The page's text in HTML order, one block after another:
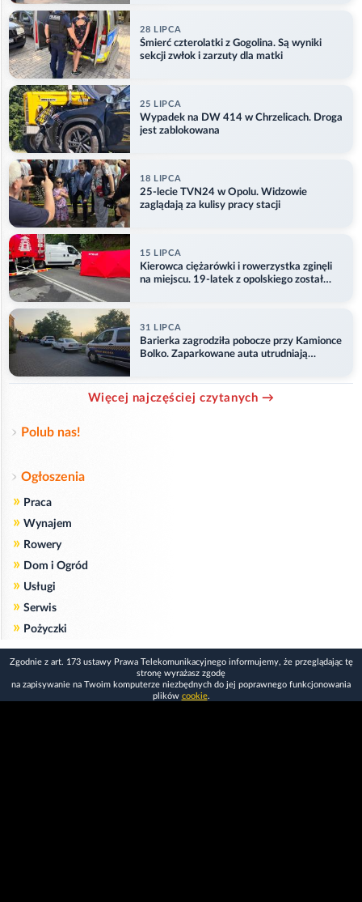
28 LIPCA
Śmierć czterolatki z Gogolina. Są wyniki
sekcji zwłok i zarzuty dla matki
25 LIPCA
Wypadek na DW 414 w Chrzelicach. Droga
jest zablokowana
18 LIPCA
25-lecie TVN24 w Opolu. Widzowie
zaglądają za kulisy pracy stacji
15 LIPCA
Kierowca ciężarówki i rowerzystka zginęli
na miejscu. 19-latek z opolskiego został
31 LIPCA
Barierka zagrodziła pobocze przy Kamionce
Bolko. Zaparkowane auta utrudniają
Więcej najczęściej czytanych →
Polub nas!
Ogłoszenia
» Praca
» Wynajem
» Rowery
» Dom i Ogród
» Usługi
» Serwis
» Pożyczki
Zgodnie z art. 173 ustawy Prawa Telekomunikacyjnego informujemy, że przeglądając tę
stronę wyrażasz zgodę
na zapisywanie na Twoim komputerze niezbędnych do jej poprawnego funkcjonowania
plików cookie.